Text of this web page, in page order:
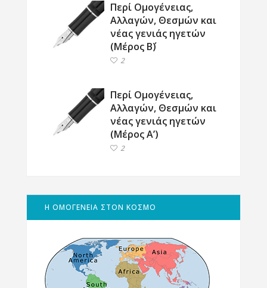
Περί Ομογένειας,
Αλλαγών, Θεσμών και
νέας γενιάς ηγετών
(Μέρος Β΄)
2
Περί Ομογένειας,
Αλλαγών, Θεσμών και
νέας γενιάς ηγετών
(Μέρος Α’)
2
Η ΟΜΟΓΕΝΕΙΑ ΣΤΟΝ ΚΟΣΜΟ